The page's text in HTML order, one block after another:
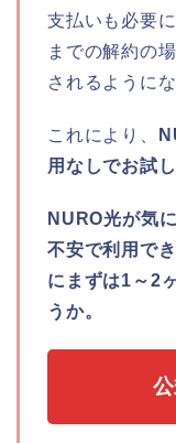
支払いも必要
までの解約の
されるように
これにより、
用なしでお試
NURO光が気
不安で利用で
にまずは1～2
うか。